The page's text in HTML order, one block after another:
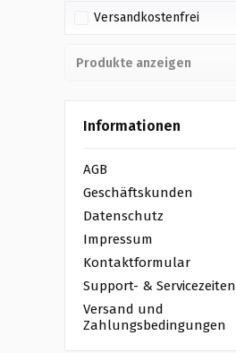
Versandkostenfrei
Produkte anzeigen
Informationen
AGB
Geschäftskunden
Datenschutz
Impressum
Kontaktformular
Support- & Servicezeiten
Versand und
Zahlungsbedingungen